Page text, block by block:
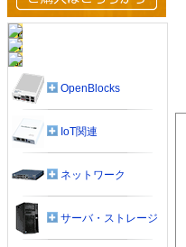
OpenBlocks
IoT関連
ネットワーク
サーバ・ストレージ